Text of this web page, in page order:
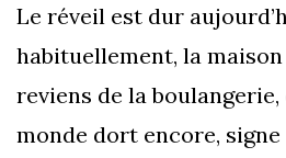
Le réveil est dur
habituellement, la
reviens de la
monde dort encore, signe